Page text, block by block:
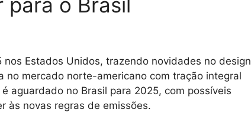
Estados Unidos, trazendo novidades no design
no mercado norte-americano com tração integral
aguardado no Brasil para 2025, com possíveis
às novas regras de emissões.